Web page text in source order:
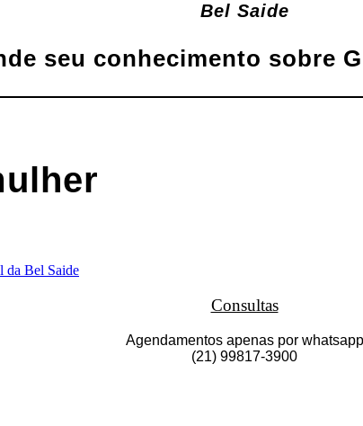
Bel Saide
seu conhecimento sobre
Consultas
Agendamentos apenas por whatsapp
(21) 99817-3900